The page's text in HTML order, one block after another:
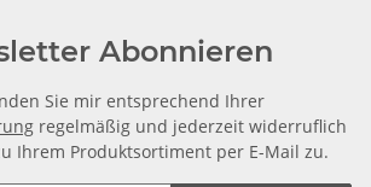
Abonnieren
Sie mir entsprechend Ihrer
regelmäßig und jederzeit widerruflich
Ihrem Produktsortiment per E-Mail zu.